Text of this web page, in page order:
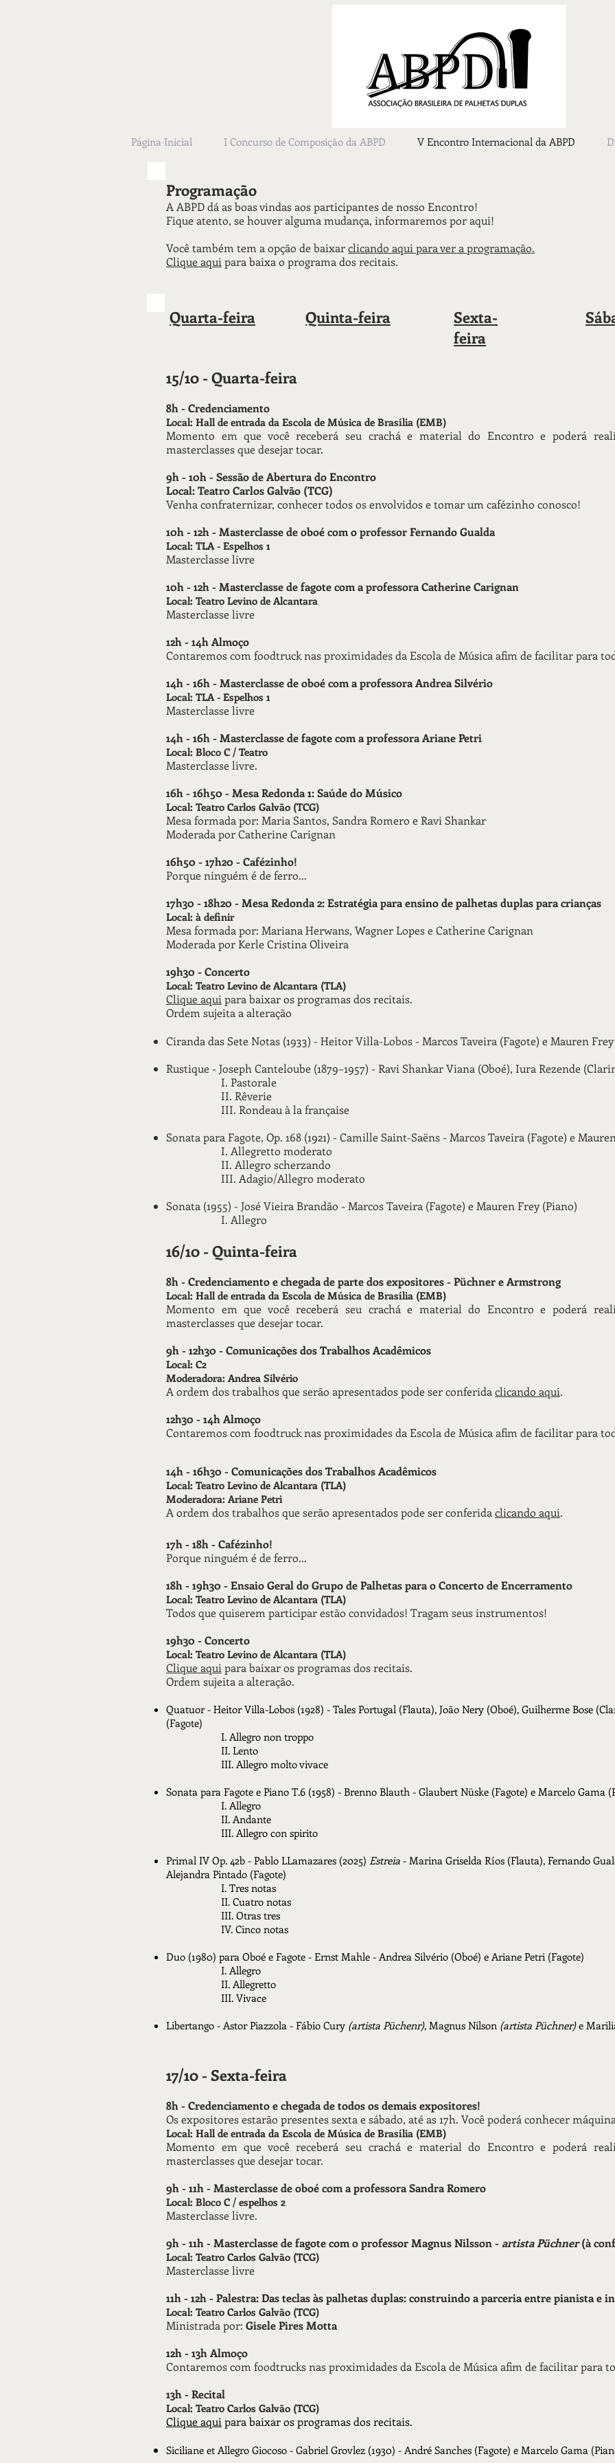
Página Inicial I Concurso de Composição da ABPD V Encontro Internacional da ABPD
Programação
A ABPD dá as boas vindas aos participantes de nosso Encontro!
Fique atento, se houver alguma mudança, informaremos por aqui!
Você também tem a opção de baixarclicando aqui para ver a programação.
Clique aqui para baixa o programa dos recitais.
Quarta-feira Quinta-feira
Sexta-
feira
15/10 - Quarta-feira
8h - Credenciamento
Local: Hall de entrada da Escola de Música de Brasília (EMB)
Momento em que você receberá seu crachá e material do Encontro e poderá
masterclasses que desejar tocar.
9h - 10h - Sessão de Abertura do Encontro
Local: Teatro Carlos Galvão (TCG)
Venha confraternizar, conhecer todos os envolvidos e tomar um cafézinho conosco!
10h - 12h - Masterclasse de oboé com o professor Fernando Gualda
Local: TLA - Espelhos 1
Masterclasse livre​
10h - 12h - Masterclasse de fagote com a professora Catherine Carignan
Local: Teatro Levino de Alcantara
Masterclasse livre
12h - 14h Almoço
Contaremos com foodtruck nas proximidades da Escola de Música afim de facilitar para
14h - 16h - Masterclasse de oboé com a professora Andrea Silvério
Local: TLA - Espelhos 1
Masterclasse livre
14h - 16h - Masterclasse de fagote com a professora Ariane Petri
Local: Bloco C / Teatro
Masterclasse livre.
16h - 16h50 - Mesa Redonda 1: Saúde do Músico
Local: Teatro Carlos Galvão (TCG)
Mesa formada por: Maria Santos, Sandra Romero e Ravi Shankar
Moderada por Catherine Carignan
16h50 - 17h20 - Cafézinho!
Porque ninguém é de ferro...
17h30 - 18h20 - Mesa Redonda 2: Estratégia para ensino de palhetas duplas para crianças
Local: à definir
Mesa formada por: Mariana Herwans, Wagner Lopes e Catherine Carignan
Moderada por Kerle Cristina Oliveira
19h30 - Concerto
Local: Teatro Levino de Alcantara (TLA)
Clique aqui para baixar os programas dos recitais.
Ordem sujeita a alteração
Ciranda das Sete Notas (1933) - Heitor Villa-Lobos - Marcos Taveira (Fagote) e Mauren
Rustique - Joseph Canteloube (1879–1957) - Ravi Shankar Viana (Oboé), Iura Rezende
I. Pastorale
II. Rêverie
III. Rondeau à la française
Sonata para Fagote, Op. 168 (1921) - Camille Saint-Saëns - Marcos Taveira (Fagote) e
I. Allegretto moderato
II. Allegro scherzando
III. Adagio/Allegro moderato
Sonata (1955) - José Vieira Brandão - Marcos Taveira (Fagote) e Mauren Frey (Piano)
I. Allegro​
14h - 16h30 - Comunicações dos Trabalhos Acadêmicos
Local: Teatro Levino de Alcantara (TLA)
Moderadora: Ariane Petri
A ordem dos trabalhos que serão apresentados pode ser conferida clicando aqui.
16/10 - Quinta-feira
8h - Credenciamento e chegada de parte dos expositores - Püchner e Armstrong
Local: Hall de entrada da Escola de Música de Brasília (EMB)
Momento em que você receberá seu crachá e material do Encontro e poderá
masterclasses que desejar tocar.
9h - 12h30 - Comunicações dos Trabalhos Acadêmicos
Local: C2
Moderadora: Andrea Silvério
A ordem dos trabalhos que serão apresentados pode ser conferida clicando aqui.
12h30 - 14h Almoço
Contaremos com foodtruck nas proximidades da Escola de Música afim de facilitar para
17h - 18h - Cafézinho!
Porque ninguém é de ferro...
18h - 19h30 - Ensaio Geral do Grupo de Palhetas para o Concerto de Encerramento
Local: Teatro Levino de Alcantara (TLA)
Todos que quiserem participar estão convidados! Tragam seus instrumentos!
19h30 - Concerto
Local: Teatro Levino de Alcantara (TLA)
Clique aqui para baixar os programas dos recitais.
Ordem sujeita a alteração.
Quatuor - Heitor Villa-Lobos (1928) - Tales Portugal (Flauta), João Nery (Oboé), Guilherme Bose
(Fagote)
I. Allegro non troppo
II. Lento
III. Allegro molto vivace
Sonata para Fagote e Piano T.6 (1958) - Brenno Blauth - Glaubert Nüske (Fagote) e Marcelo Gama
I. Allegro
II. Andante
III. Allegro con spirito
Primal IV Op. 42b - Pablo LLamazares (2025) Estreia - Marina Griselda Ríos (Flauta), Fernando
Alejandra Pintado (Fagote)
I. Tres notas
II. Cuatro notas
III. Otras tres
IV. Cinco notas
Duo (1980) para Oboé e Fagote - Ernst Mahle - Andrea Silvério (Oboé) e Ariane Petri (Fagote)
I. Allegro
II. Allegretto
III. Vivace
Libertango - Astor Piazzola - Fábio Cury (artista Püchenr), Magnus Nilson (artista Püchner)e
17/10 - Sexta-feira
8h - Credenciamento e chegada de todos os demais expositores!
Os expositores estarão presentes sexta e sábado, até as 17h. Você poderá conhecer
Local: Hall de entrada da Escola de Música de Brasília (EMB)
Momento em que você receberá seu crachá e material do Encontro e poderá
masterclasses que desejar tocar.
9h - 11h - Masterclasse de oboé com a professora Sandra Romero
Local: Bloco C / espelhos 2
Masterclasse livre.
9h - 11h - Masterclasse de fagote com o professor Magnus Nilsson - artista Püchner(à
Local: Teatro Carlos Galvão (TCG)
Masterclasse livre
11h - 12h - Palestra: Das teclas às palhetas duplas: construindo a parceria entre pianista e
Local: Teatro Carlos Galvão (TCG)
Ministrada por: Gisele Pires Motta
12h - 13h Almoço
Contaremos com foodtrucks nas proximidades da Escola de Música afim de facilitar para
13h - Recital
Local: Teatro Carlos Galvão (TCG)
Clique aqui para baixar os programas dos recitais.
Siciliane et Allegro Giocoso - Gabriel Grovlez (1930) - André Sanches (Fagote) e Marcelo Gama